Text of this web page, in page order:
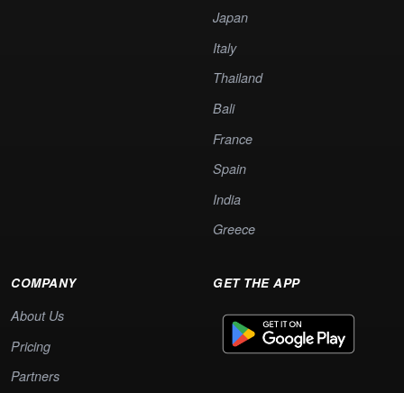
Japan
Italy
Thailand
Bali
France
Spain
India
Greece
COMPANY
About Us
Pricing
Partners
GET THE APP